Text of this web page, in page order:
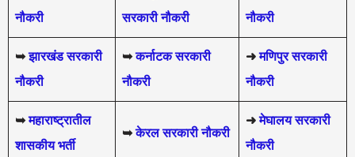
नौकरी
सरकारी नौकरी
नौकरी
➥ झारखंड सरकारी
नौकरी
➥ कर्नाटक सरकारी
नौकरी
➜ मणिपुर सरकारी
नौकरी
➥ महाराष्ट्रातील
शासकीय भर्ती
➥ केरल सरकारी नौकरी
➜ मेघालय सरकारी
नौकरी